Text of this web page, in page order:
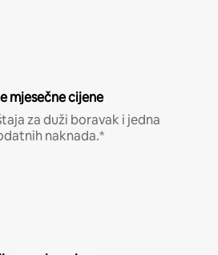
mjesečne cijene
za duži boravak i jedna
naknada.*